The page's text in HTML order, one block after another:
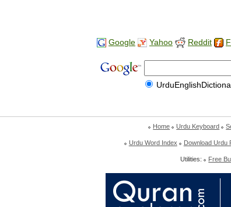
Google Yahoo Reddit
Home Urdu Keyboard
Urdu Word Index Download Urdu
Utilities: Free